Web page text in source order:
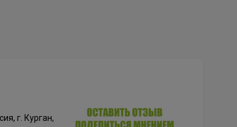
г. Курган,